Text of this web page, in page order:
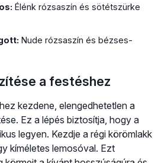
Élénk rózsaszín és sötétszürke
Nude rózsaszín és bézses-
a festéshez
kezdene, elengedhetetlen a
Ez a lépés biztosítja, hogy a
legyen. Kezdje a régi körömlakk
kíméletes lemosóval. Ezt